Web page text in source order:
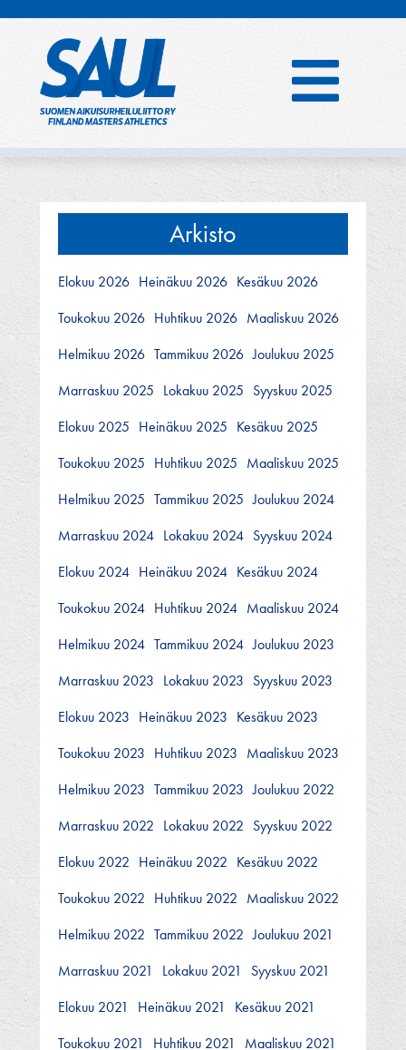
Arkisto
Elokuu 2026 Heinäkuu 2026 Kesäkuu 2026
Toukokuu 2026 Huhtikuu 2026 Maaliskuu 2026
Helmikuu 2026 Tammikuu 2026 Joulukuu 2025
Marraskuu 2025 Lokakuu 2025 Syyskuu 2025
Elokuu 2025 Heinäkuu 2025 Kesäkuu 2025
Toukokuu 2025 Huhtikuu 2025 Maaliskuu 2025
Helmikuu 2025 Tammikuu 2025 Joulukuu 2024
Marraskuu 2024 Lokakuu 2024 Syyskuu 2024
Elokuu 2024 Heinäkuu 2024 Kesäkuu 2024
Toukokuu 2024 Huhtikuu 2024 Maaliskuu 2024
Helmikuu 2024 Tammikuu 2024 Joulukuu 2023
Marraskuu 2023 Lokakuu 2023 Syyskuu 2023
Elokuu 2023 Heinäkuu 2023 Kesäkuu 2023
Toukokuu 2023 Huhtikuu 2023 Maaliskuu 2023
Helmikuu 2023 Tammikuu 2023 Joulukuu 2022
Marraskuu 2022 Lokakuu 2022 Syyskuu 2022
Elokuu 2022 Heinäkuu 2022 Kesäkuu 2022
Toukokuu 2022 Huhtikuu 2022 Maaliskuu 2022
Helmikuu 2022 Tammikuu 2022 Joulukuu 2021
Marraskuu 2021
Lokakuu 2021
Syyskuu 2021
Elokuu 2021
Heinäkuu 2021
Kesäkuu 2021
Toukokuu 2021
Huhtikuu 2021
Maaliskuu 2021